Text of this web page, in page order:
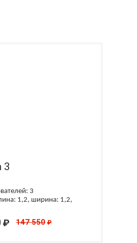
3
3
1,2, ширина: 1,2,
₽ 147 550 ₽